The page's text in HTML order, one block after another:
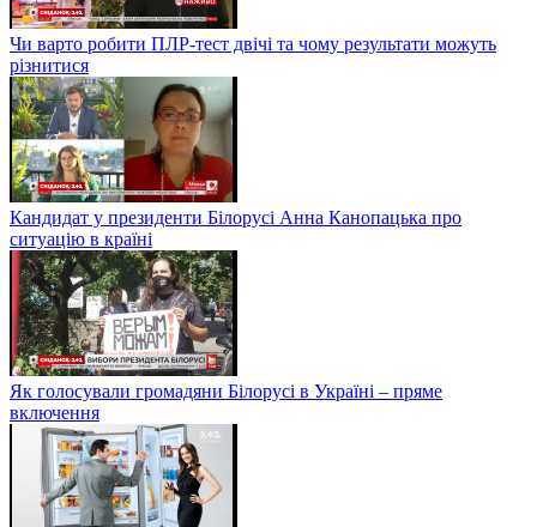
Чи варто робити ПЛР-тест двічі та чому результати можуть
різнитися
Кандидат у президенти Білорусі Анна Канопацька про
ситуацію в країні
Як голосували громадяни Білорусі в Україні – пряме
включення